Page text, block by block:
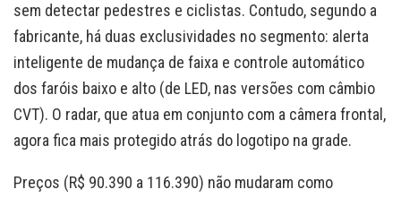
sem detectar pedestres e ciclistas. Contudo, segundo a
fabricante, há duas exclusividades no segmento: alerta
inteligente de mudança de faixa e controle automático
dos faróis baixo e alto (de LED, nas versões com câmbio
CVT). O radar, que atua em conjunto com a câmera frontal,
agora fica mais protegido atrás do logotipo na grade.
Preços (R$ 90.390 a 116.390) não mudaram como